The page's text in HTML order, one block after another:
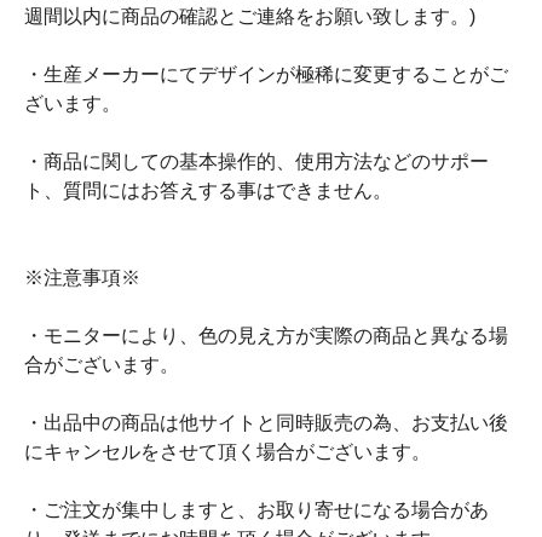
週間以内に商品の確認とご連絡をお願い致します。)
・生産メーカーにてデザインが極稀に変更することがご
ざいます。
・商品に関しての基本操作的、使用方法などのサポー
ト、質問にはお答えする事はできません。
※注意事項※
・モニターにより、色の見え方が実際の商品と異なる場
合がございます。
・出品中の商品は他サイトと同時販売の為、お支払い後
にキャンセルをさせて頂く場合がございます。
・ご注文が集中しますと、お取り寄せになる場合があ